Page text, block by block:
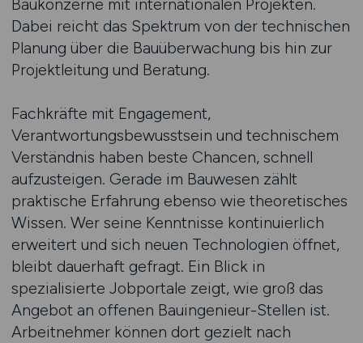
Baukonzerne mit internationalen Projekten.
Dabei reicht das Spektrum von der technischen
Planung über die Bauüberwachung bis hin zur
Projektleitung und Beratung.
Fachkräfte mit Engagement,
Verantwortungsbewusstsein und technischem
Verständnis haben beste Chancen, schnell
aufzusteigen. Gerade im Bauwesen zählt
praktische Erfahrung ebenso wie theoretisches
Wissen. Wer seine Kenntnisse kontinuierlich
erweitert und sich neuen Technologien öffnet,
bleibt dauerhaft gefragt. Ein Blick in
spezialisierte Jobportale zeigt, wie groß das
Angebot an offenen Bauingenieur-Stellen ist.
Arbeitnehmer können dort gezielt nach